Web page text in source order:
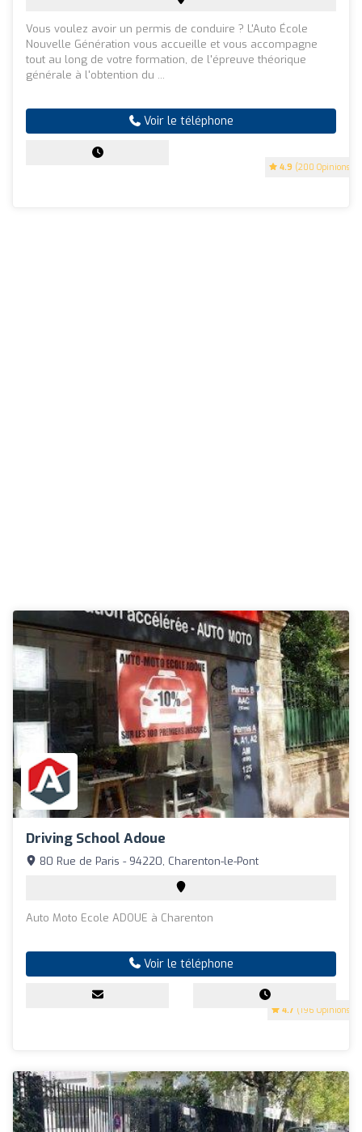
4.9 (200 Opinions)
Vous voulez avoir un permis de conduire ? L'Auto École
Nouvelle Génération vous accueille et vous accompagne
tout au long de votre formation, de l'épreuve théorique
générale à l'obtention du ...
Voir le téléphone
Driving School Adoue
4.7 (196 Opinions)
80 Rue de Paris - 94220, Charenton-le-Pont
Auto Moto Ecole ADOUE à Charenton
Voir le téléphone